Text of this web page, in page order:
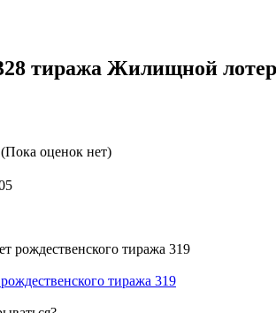
тиража Жилищной
(Пока оценок нет)
тиража 319